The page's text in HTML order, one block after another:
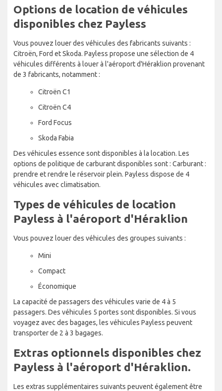
Options de location de véhicules
disponibles chez Payless
Vous pouvez louer des véhicules des fabricants suivants :
Citroën, Ford et Skoda. Payless propose une sélection de 4
véhicules différents à louer à l'aéroport d'Héraklion provenant
de 3 fabricants, notamment :
Citroën C1
Citroën C4
Ford Focus
Skoda Fabia
Des véhicules essence sont disponibles à la location. Les
options de politique de carburant disponibles sont : Carburant :
prendre et rendre le réservoir plein. Payless dispose de 4
véhicules avec climatisation.
Types de véhicules de location
Payless à l'aéroport d'Héraklion
Vous pouvez louer des véhicules des groupes suivants :
Mini
Compact
Économique
La capacité de passagers des véhicules varie de 4 à 5
passagers. Des véhicules 5 portes sont disponibles. Si vous
voyagez avec des bagages, les véhicules Payless peuvent
transporter de 2 à 3 bagages.
Extras optionnels disponibles chez
Payless à l'aéroport d'Héraklion.
Les extras supplémentaires suivants peuvent également être